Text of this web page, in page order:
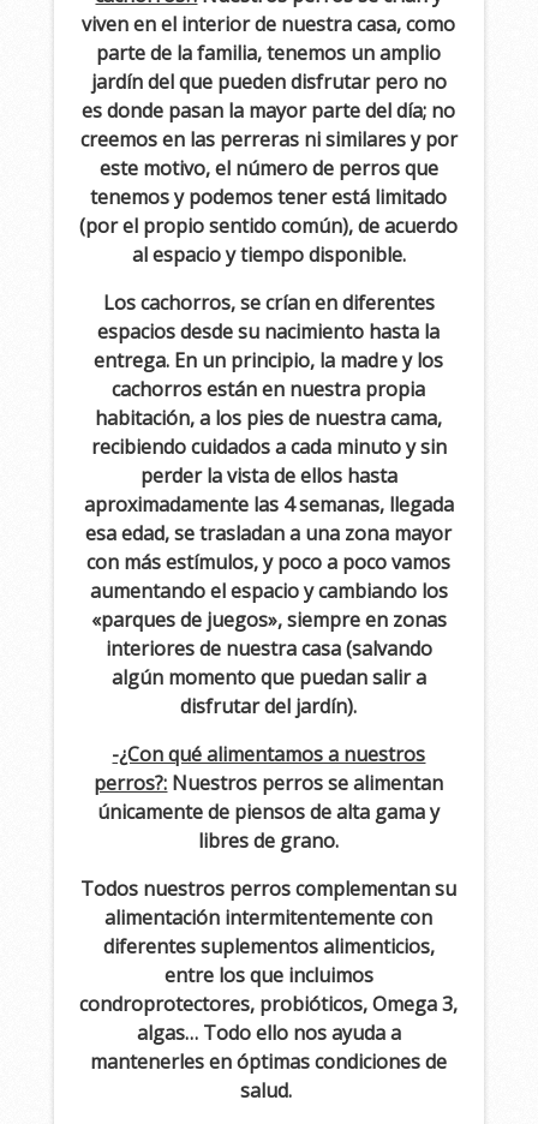
viven en el interior de nuestra casa, como
parte de la familia, tenemos un amplio
jardín del que pueden disfrutar pero no
es donde pasan la mayor parte del día; no
creemos en las perreras ni similares y por
este motivo, el número de perros que
tenemos y podemos tener está limitado
(por el propio sentido común), de acuerdo
al espacio y tiempo disponible.
Los cachorros, se crían en diferentes
espacios desde su nacimiento hasta la
entrega. En un principio, la madre y los
cachorros están en nuestra propia
habitación, a los pies de nuestra cama,
recibiendo cuidados a cada minuto y sin
perder la vista de ellos hasta
aproximadamente las 4 semanas, llegada
esa edad, se trasladan a una zona mayor
con más estímulos, y poco a poco vamos
aumentando el espacio y cambiando los
«parques de juegos», siempre en zonas
interiores de nuestra casa (salvando
algún momento que puedan salir a
disfrutar del jardín).
-¿Con qué alimentamos a nuestros
perros?: Nuestros perros se alimentan
únicamente de piensos de alta gama y
libres de grano.
Todos nuestros perros complementan su
alimentación intermitentemente con
diferentes suplementos alimenticios,
entre los que incluimos
condroprotectores, probióticos, Omega 3,
algas… Todo ello nos ayuda a
mantenerles en óptimas condiciones de
salud.